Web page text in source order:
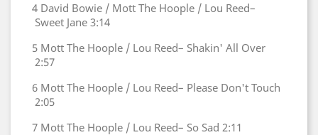
4 David Bowie / Mott The Hoople / Lou Reed–
Sweet Jane 3:14
5 Mott The Hoople / Lou Reed– Shakin' All Over
2:57
6 Mott The Hoople / Lou Reed– Please Don't Touch
2:05
7 Mott The Hoople / Lou Reed– So Sad 2:11